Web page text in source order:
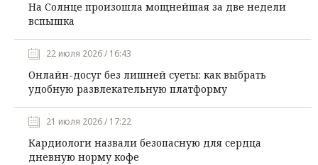
На Солнце произошла мощнейшая за две недели
вспышка
22 июля 2026 / 16:43
Онлайн-досуг без лишней суеты: как выбрать
удобную развлекательную платформу
21 июля 2026 / 17:22
Кардиологи назвали безопасную для сердца
дневную норму кофе